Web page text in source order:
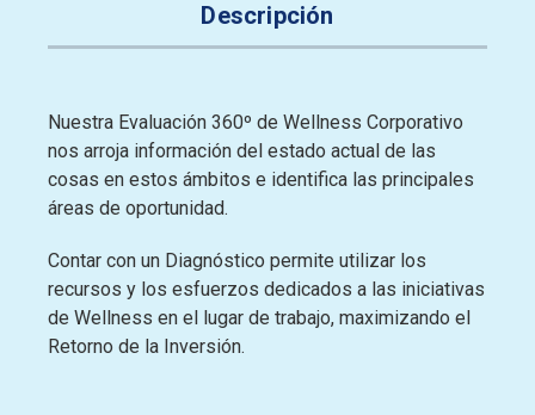
Descripción
Nuestra Evaluación 360º de Wellness Corporativo
nos arroja información del estado actual de las
cosas en estos ámbitos e identifica las principales
áreas de oportunidad.
Contar con un Diagnóstico permite utilizar los
recursos y los esfuerzos dedicados a las iniciativas
de Wellness en el lugar de trabajo, maximizando el
Retorno de la Inversión.